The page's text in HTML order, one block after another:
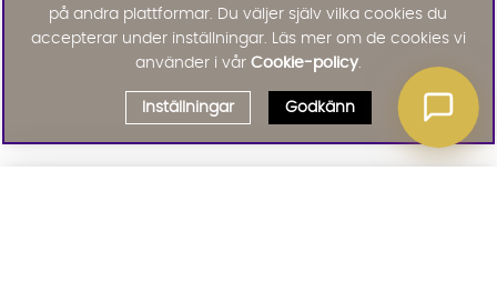
på andra plattformar. Du väljer själv vilka cookies du
accepterar under inställningar. Läs mer om de cookies vi
använder i vår Cookie-policy.
Inställningar Godkänn